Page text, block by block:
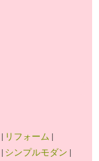
| リフォーム |
| シンプルモダン |